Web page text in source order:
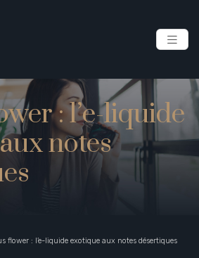
: l’e-liquide
notes
flower : l’e-liquide exotique aux notes désertiques